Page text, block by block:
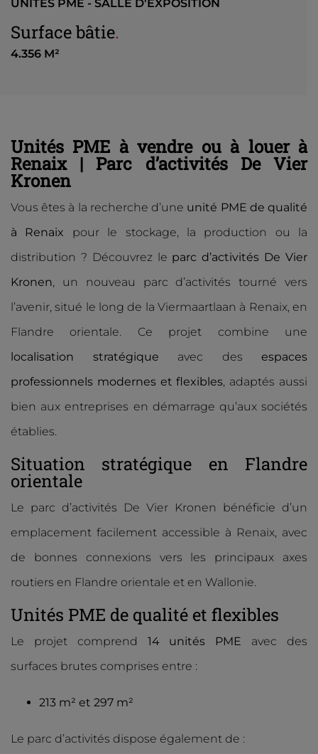
UNITÉS PME - SALLE D'EXPOSITION
Surface bâtie.
4.356 M²
Unités PME à vendre ou à louer à
Renaix | Parc d’activités De Vier
Kronen
Vous êtes à la recherche d’une unité PME de qualité
à Renaix pour le stockage, la production ou la
distribution ? Découvrez le parc d’activités De Vier
Kronen, un nouveau parc d’activités tourné vers
l’avenir, situé le long de la Viermaartlaan à Renaix, en
Flandre orientale. Ce projet combine une
localisation stratégique avec des espaces
professionnels modernes et flexibles, adaptés aussi
bien aux entreprises en démarrage qu’aux sociétés
établies.
Situation stratégique en Flandre
orientale
Le parc d’activités De Vier Kronen bénéficie d’un
emplacement facilement accessible à Renaix, avec
de bonnes connexions vers les principaux axes
routiers en Flandre orientale et en Wallonie.
Unités PME de qualité et flexibles
Le projet comprend 14 unités PME avec des
surfaces brutes comprises entre :
213 m² et 297 m²
Le parc d’activités dispose également de :